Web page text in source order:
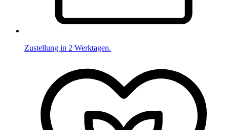
Zustellung in 2 Werktagen.